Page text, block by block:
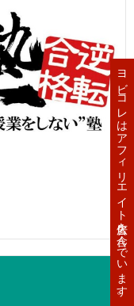
ヨビコレはアフィリエイト広告を含んでいます。